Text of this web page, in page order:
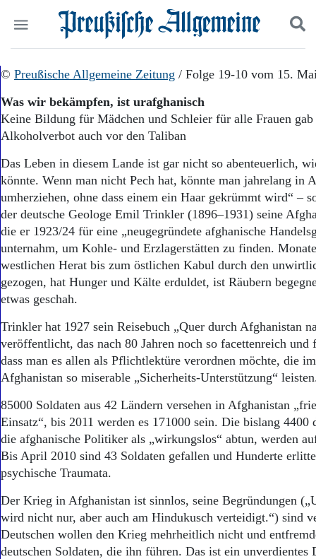
Start
Abonnenten-Login
Abonnent werden
Abo Prämien
Archiv
Politik
Wirtschaft
Panorama
Gesellschaft
Geschichte
Ostpreußen
Pommern
Berlin-Brandenburg
Schlesien
Danzig und Westpreußen
Bücher
Kontakt
Impressum
Datenschutz
Suchen und finden
© Preußische Allgemeine Zeitung / Folge 19-10 vom 15.
Was wir bekämpfen, ist urafghanisch
Keine Bildung für Mädchen und Schleier für alle Frauen gab
Alkoholverbot auch vor den Taliban
Das Leben in diesem Lande ist gar nicht so abenteuerlich,
könnte. Wenn man nicht Pech hat, könnte man jahrelang in
umherziehen, ohne dass einem ein Haar gekrümmt wird“ –
der deutsche Geologe Emil Trinkler (1896–1931) seine
die er 1923/24 für eine „neugegründete afghanische
unternahm, um Kohle- und Erzlagerstätten zu finden.
westlichen Herat bis zum östlichen Kabul durch den
gezogen, hat Hunger und Kälte erduldet, ist Räubern
etwas geschah.
Trinkler hat 1927 sein Reisebuch „Quer durch Afghanistan
veröffentlicht, das nach 80 Jahren noch so facettenreich und
dass man es allen als Pflichtlektüre verordnen möchte, die
Afghanistan so miserable „Sicherheits-Unterstützung“
85000 Soldaten aus 42 Ländern versehen in Afghanistan
Einsatz“, bis 2011 werden es 171000 sein. Die bislang 4400
die afghanische Politiker als „wirkungslos“ abtun, werden
Bis April 2010 sind 43 Soldaten gefallen und Hunderte
psychische Traumata.
Der Krieg in Afghanistan ist sinnlos, seine Begründungen
wird nicht nur, aber auch am Hindukusch verteidigt.“) sind
Deutschen wollen den Krieg mehrheitlich nicht und
deutschen Soldaten, die ihn führen. Das ist ein unverdientes